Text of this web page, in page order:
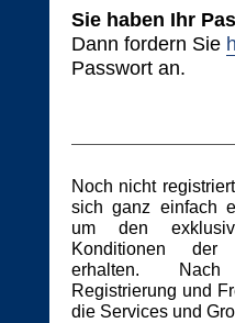
Sie haben Ihr
Dann fordern Sie
Passwort an.
Noch nicht
sich ganz einfach
um den
Konditionen der
erhalten.
Registrierung und
die Services und